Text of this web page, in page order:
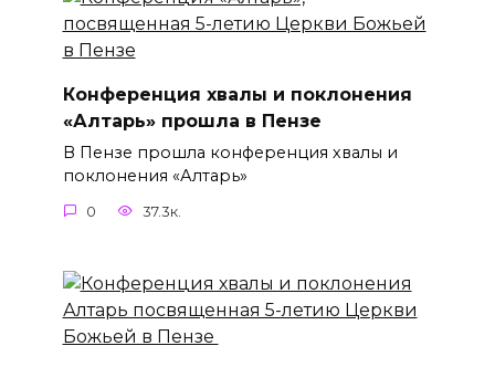
Конференция хвалы и поклонения
«Алтарь» прошла в Пензе
В Пензе прошла конференция хвалы и
поклонения «Алтарь»
0 37.3к.